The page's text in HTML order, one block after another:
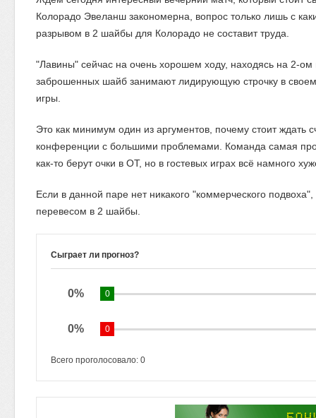
Колорадо Эвеланш закономерна, вопрос только лишь с
разрывом в 2 шайбы для Колорадо не составит труда.
"Лавины" сейчас на очень хорошем ходу, находясь на 2-
заброшенных шайб занимают лидирующую строчку в
игры.
Это как минимум один из аргументов, почему стоит ждать
конференции с большими проблемами. Команда самая
как-то берут очки в ОТ, но в гостевых играх всё намного
Если в данной паре нет никакого "коммерческого
перевесом в 2 шайбы.
Сыграет ли прогноз?
0% 0
0% 0
Всего проголосовало: 0